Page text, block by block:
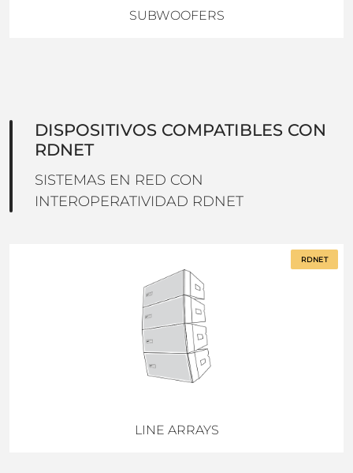
SUBWOOFERS
DISPOSITIVOS COMPATIBLES CON
RDNET
SISTEMAS EN RED CON
INTEROPERATIVIDAD RDNET
RDNET
LINE ARRAYS